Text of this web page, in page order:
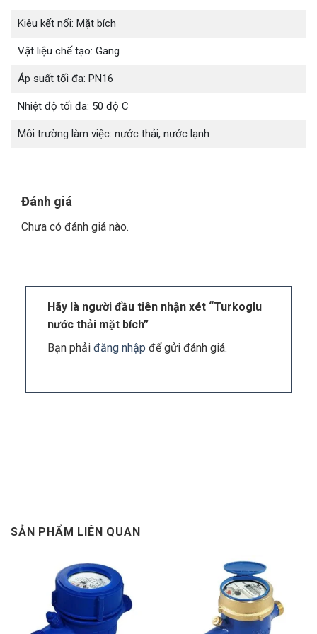
Turkoglu nước thải mặt bích
cực kì to lớn đối với xã hội. Thông qua hoạt động
hiệu quả. Qua đó, góp phần bảo vệ môi trường
sống của chúng ta.
giám sát tốc độ dòng chảy của nước trong các hệ
quả đo, doanh nghiệp sẽ tính toán và đưa ra biện
Kiêu kết nối: Mặt bích
Vật liệu chế tạo: Gang
Áp suất tối đa: PN16
Nhiệt độ tối đa: 50 độ C
Môi trường làm việc: nước thải, nước lạnh
Đánh giá
Chưa có đánh giá nào.
Hãy là người đầu tiên nhận xét “Turkoglu
nước thải mặt bích”
Bạn phải đăng nhập để gửi đánh giá.
SẢN PHẨM LIÊN QUAN